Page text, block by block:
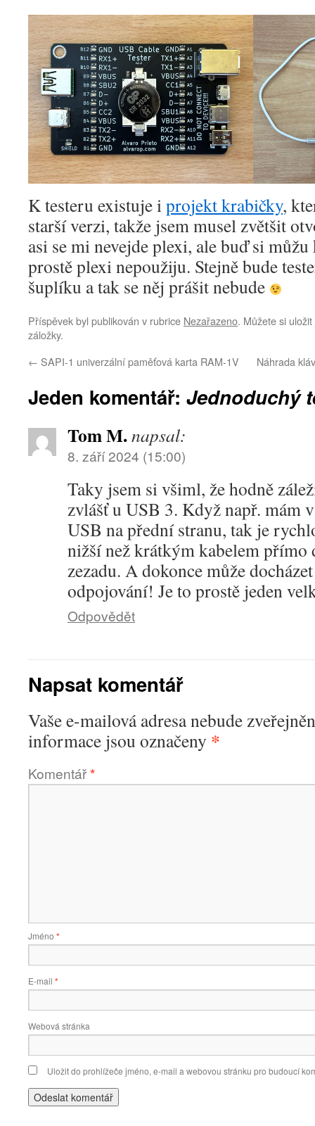
K testeru existuje iprojekt krabičky,
starší verzi, takže jsem musel zvětšit
asi se mi nevejde plexi, ale buď si
prostě plexi nepoužiju. Stejně bude
šuplíku a tak se něj prášit nebude
Příspěvek byl publikován v rubrice Nezařazeno. Můžete si
záložky.
← SAPI-1 univerzální paměťová karta RAM-1V Náhrada
Jeden komentář: Jednoduchý
Tom M.napsal:
8. září 2024 (15:00)
Taky jsem si všiml, že hodně
zvlášť u USB 3. Když např. mám
USB na přední stranu, tak je
nižší než krátkým kabelem přímo
zezadu. A dokonce může
odpojování! Je to prostě jeden
Odpovědět
Napsat komentář
Vaše e-mailová adresa nebude
informace jsou označeny *
Komentář*
Jméno *
E-mail *
Webová stránka
Uložit do prohlížeče jméno, e-mail a webovou stránku pro budoucí